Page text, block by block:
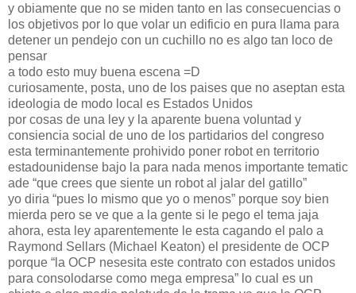
y obiamente que no se miden tanto en las consecuencias o
los objetivos por lo que volar un edificio en pura llama para
detener un pendejo con un cuchillo no es algo tan loco de
pensar
a todo esto muy buena escena =D
curiosamente, posta, uno de los paises que no aseptan esta
ideologia de modo local es Estados Unidos
por cosas de una ley y la aparente buena voluntad y
consiencia social de uno de los partidarios del congreso
esta terminantemente prohivido poner robot en territorio
estadounidense bajo la para nada menos importante tematic
ade “que crees que siente un robot al jalar del gatillo”
yo diria “pues lo mismo que yo o menos” porque soy bien
mierda pero se ve que a la gente si le pego el tema jaja
ahora, esta ley aparentemente le esta cagando el palo a
Raymond Sellars (Michael Keaton) el presidente de OCP
porque “la OCP nesesita este contrato con estados unidos
para consolodarse como mega empresa” lo cual es un